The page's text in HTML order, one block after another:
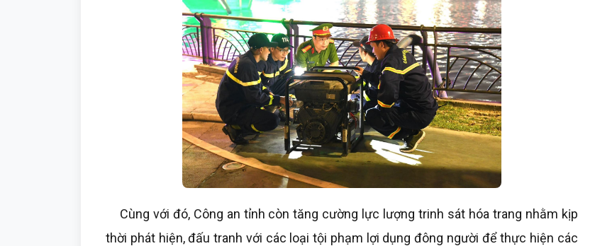
Cùng với đó, Công an tỉnh còn tăng cường lực lượng trinh sát hóa trang nhằm kịp
thời phát hiện, đấu tranh với các loại tội phạm lợi dụng đông người để thực hiện các